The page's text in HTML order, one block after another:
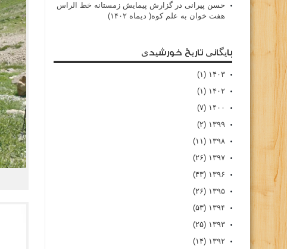
حسن پیرانی درگزارش پیمایش زمستانه خط الراس
هفت خوان به علم کوه( دیماه ۱۴۰۲)
بایگانی تاریخ خورشیدی
۱۴۰۳ (۱)
۱۴۰۲ (۱)
۱۴۰۰ (۷)
۱۳۹۹ (۲)
۱۳۹۸ (۱۱)
۱۳۹۷ (۲۶)
۱۳۹۶ (۴۳)
۱۳۹۵ (۲۶)
۱۳۹۴ (۵۳)
۱۳۹۳ (۲۵)
۱۳۹۲ (۱۴)